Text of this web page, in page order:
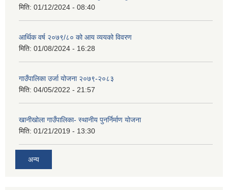
मिति: 01/12/2024 - 08:40
आर्थिक वर्ष २०७९/८० को आय व्ययको विवरण
मिति: 01/08/2024 - 16:28
गाउँपालिका उर्जा योजना २०७९-२०८३
मिति: 04/05/2022 - 21:57
खानीखोला गाउँपालिका- स्थानीय पुनर्निर्माण योजना
मिति: 01/21/2019 - 13:30
अन्य